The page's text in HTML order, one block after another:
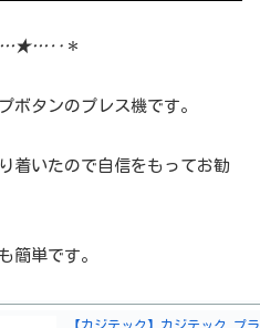
＊
ボタンのプレス機です。
着いたので自信をもってお勧
簡単です。
【カジテック】カジテック プ